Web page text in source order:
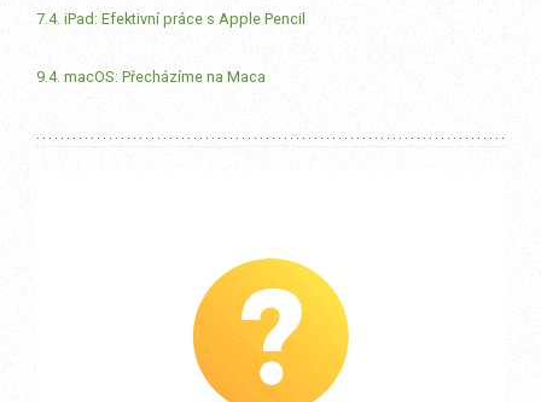
7.4. iPad: Efektivní práce s Apple Pencil
9.4. macOS: Přecházíme na Maca